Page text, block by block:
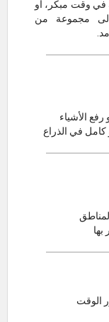
في وقت مبكر، أو
مجموعة من
الأشياء
في الذراع
الوقت